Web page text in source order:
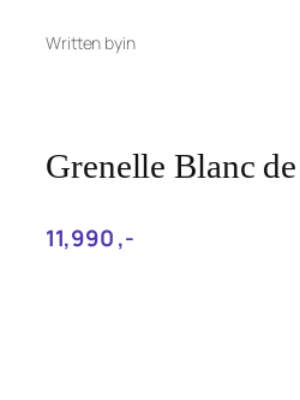
Written byin
Grenelle Blanc
11,990‎ ,-